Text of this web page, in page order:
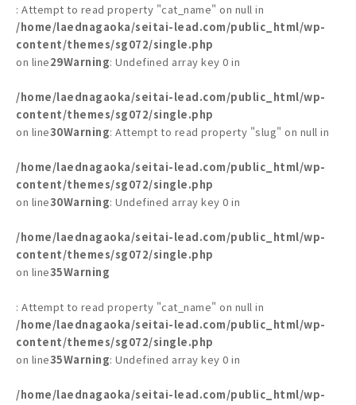
: Attempt to read property "cat_name" on null in
/home/laednagaoka/seitai-lead.com/public_html/wp-
content/themes/sg072/single.php
on line29Warning: Undefined array key 0 in
/home/laednagaoka/seitai-lead.com/public_html/wp-
content/themes/sg072/single.php
on line30Warning: Attempt to read property "slug" on null in
/home/laednagaoka/seitai-lead.com/public_html/wp-
content/themes/sg072/single.php
on line30Warning: Undefined array key 0 in
/home/laednagaoka/seitai-lead.com/public_html/wp-
content/themes/sg072/single.php
on line35Warning
: Attempt to read property "cat_name" on null in
/home/laednagaoka/seitai-lead.com/public_html/wp-
content/themes/sg072/single.php
on line35Warning: Undefined array key 0 in
/home/laednagaoka/seitai-lead.com/public_html/wp-